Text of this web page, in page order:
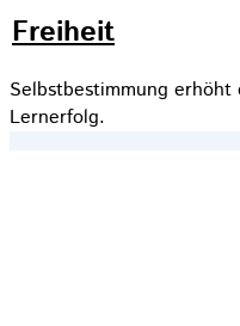
Freiheit
Selbstbestimmung
Lernerfolg.